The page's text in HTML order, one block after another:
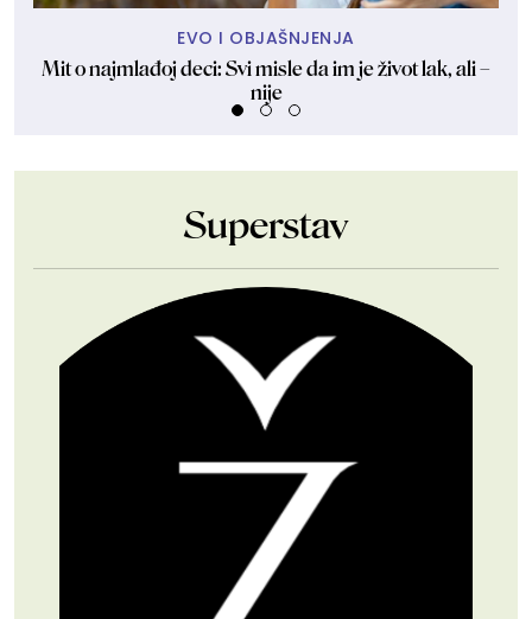
EVO I OBJAŠNJENJA
Mit o najmlađoj deci: Svi misle da im je život lak, ali –
nije
Superstav